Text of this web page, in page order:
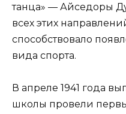
танца» — Айседоры
всех этих
способствовало
вида спорта.
В апреле 1941 года
школы провели